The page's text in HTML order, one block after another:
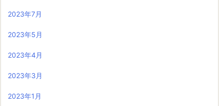
2023年7月
2023年5月
2023年4月
2023年3月
2023年1月